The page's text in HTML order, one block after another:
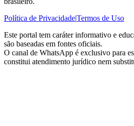
Política de Privacidade|Termos de Uso
Este portal tem caráter informativo e
são baseadas em fontes oficiais.
O canal de WhatsApp é exclusivo para
constitui atendimento jurídico nem